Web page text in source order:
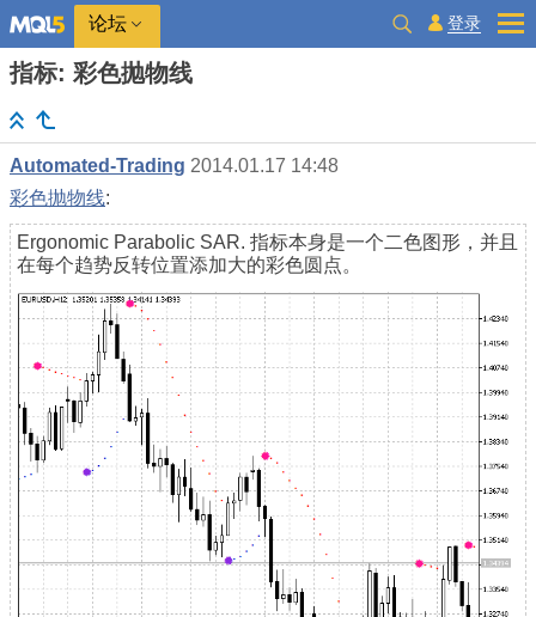
论坛 登录
指标: 彩色抛物线
Automated-Trading 2014.01.17 14:48
彩色抛物线:
Ergonomic Parabolic SAR. 指标本身是一个二色图形，并且
在每个趋势反转位置添加大的彩色圆点。